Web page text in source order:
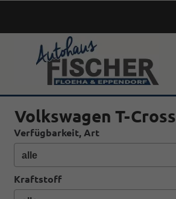
Volkswagen T-Cross
Verfügbarkeit, Art
Kraftstoff